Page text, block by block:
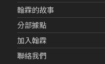
翰霖的故事
分部據點
加入翰霖
聯絡我們